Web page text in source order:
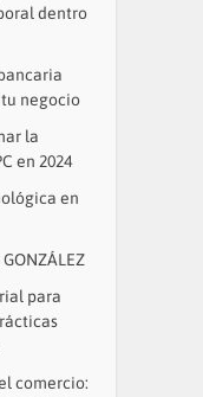
dentro
negocio
la
en 2024
en
para
comercio: